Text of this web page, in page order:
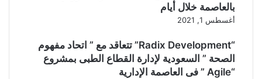
بالعاصمة خلال أيام
أغسطس 1, 2021
“Radix Development” تتعاقد مع ” اتحاد مفهوم
الصحة ” السعودية لإدارة القطاع الطبى بمشروع
“Agile ” فى العاصمة الإدارية